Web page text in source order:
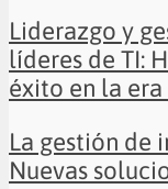
Liderazgo y
líderes de TI:
éxito en la
La gestión de
Nuevas